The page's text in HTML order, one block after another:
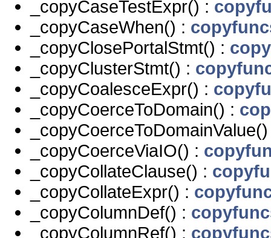
_copyCaseTestExpr() :
_copyCaseWhen() :
_copyClosePortalStmt() :
_copyClusterStmt() :
_copyCoalesceExpr() :
_copyCoerceToDomain() :
_copyCoerceViaIO() :
_copyCollateClause() :
_copyCollateExpr() :
_copyColumnDef() :
_copyColumnRef() :